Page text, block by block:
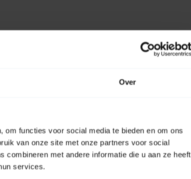
Over
functies voor social media te bieden en om ons
van onze site met onze partners voor social
combineren met andere informatie die u aan ze heeft
services.